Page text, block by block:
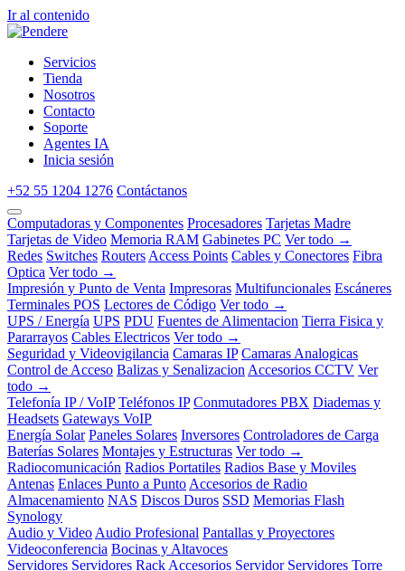
Ir al contenido
Servicios
Tienda
Nosotros
Contacto
Soporte
Agentes IA
Inicia sesión
+52 55 1204 1276 Contáctanos
Computadoras y Componentes Procesadores Tarjetas Madre
Tarjetas de Video Memoria RAM Gabinetes PC Ver todo →
Redes Switches Routers Access Points Cables y Conectores Fibra
Optica Ver todo →
Impresión y Punto de Venta Impresoras Multifuncionales Escáneres
Terminales POS Lectores de Código Ver todo →
UPS / Energía UPS PDU Fuentes de Alimentacion Tierra Fisica y
Pararrayos Cables Electricos Ver todo →
Seguridad y Videovigilancia Camaras IP Camaras Analogicas
Control de Acceso Balizas y Senalizacion Accesorios CCTV Ver
todo →
Telefonía IP / VoIP Teléfonos IP Conmutadores PBX Diademas y
Headsets Gateways VoIP
Energía Solar Paneles Solares Inversores Controladores de Carga
Baterías Solares Montajes y Estructuras Ver todo →
Radiocomunicación Radios Portatiles Radios Base y Moviles
Antenas Enlaces Punto a Punto Accesorios de Radio
Almacenamiento NAS Discos Duros SSD Memorias Flash
Synology
Audio y Video Audio Profesional Pantallas y Proyectores
Videoconferencia Bocinas y Altavoces
Servidores Servidores Rack Accesorios Servidor Servidores Torre